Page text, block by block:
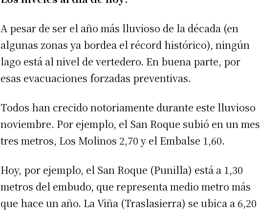
A pesar de ser el año más lluvioso de la década (en
algunas zonas ya bordea el récord histórico), ningún
lago está al nivel de vertedero. En buena parte, por
esas evacuaciones forzadas ­preventivas.
Todos han crecido notoriamente durante este lluvioso
noviembre. Por ejemplo, el San Roque subió en un mes
tres metros, Los Molinos 2,70 y el Embalse 1,60.
Hoy, por ejemplo, el San Roque (Punilla) está a 1,30
metros del embudo, que representa medio metro más
que hace un año. La Viña (Traslasierra) se ubica a 6,20